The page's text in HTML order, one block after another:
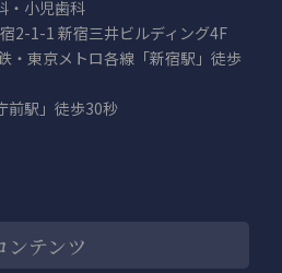
・小児歯科
2-1-1 新宿三井ビルディング4F
・東京メトロ各線「新宿駅」徒歩
前駅」徒歩30秒
ンテンツ